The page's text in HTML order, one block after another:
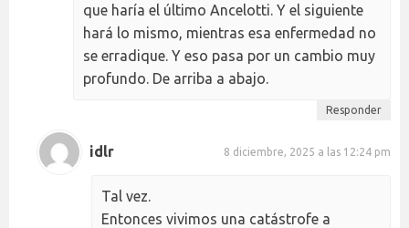
que haría el último Ancelotti. Y el siguiente
hará lo mismo, mientras esa enfermedad no
se erradique. Y eso pasa por un cambio muy
profundo. De arriba a abajo.
Responder
idlr 8 diciembre, 2025 a las 12:24 pm
Tal vez.
Entonces vivimos una catástrofe a